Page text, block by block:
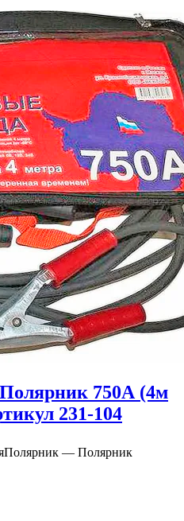
750А (4м
231-104
Полярник — Полярник